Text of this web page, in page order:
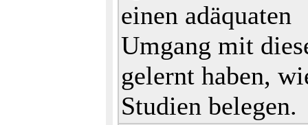
einen adäquaten
Umgang mit
gelernt haben,
Studien belegen.